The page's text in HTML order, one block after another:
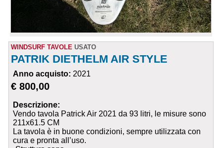
WINDSURF TAVOLE USATO
PATRIK DIETHELM AIR STYLE
Anno acquisto: 2021
€ 800,00
Descrizione:
Vendo tavola Patrick Air 2021 da 93 litri, le misure sono
211x61.5 CM
La tavola è in buone condizioni, sempre utilizzata con
cura e pronta all’uso.